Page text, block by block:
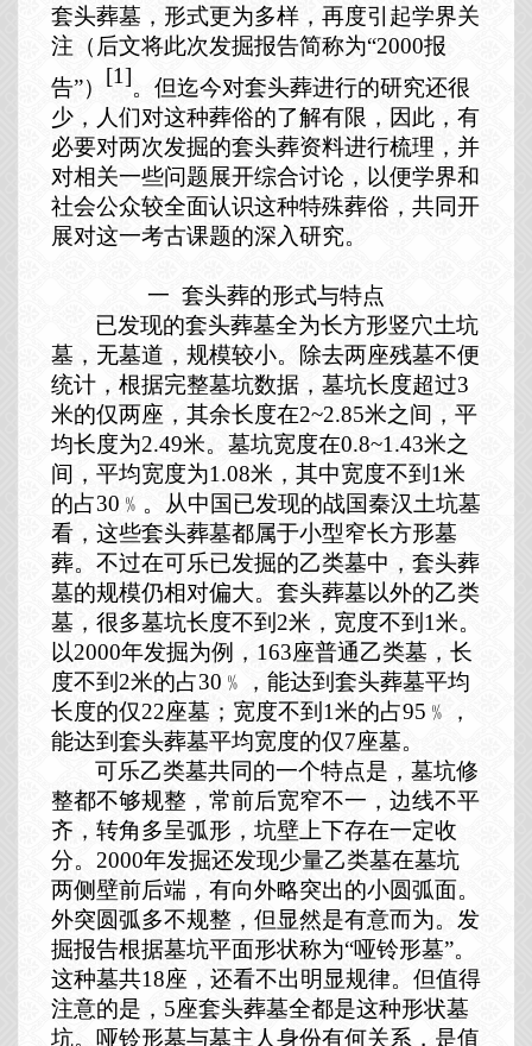
套头葬墓，形式更为多样，再度引起学界关
注（后文将此次发掘报告简称为“2000报
告”） [1]。但迄今对套头葬进行的研究还很
少，人们对这种葬俗的了解有限，因此，有
必要对两次发掘的套头葬资料进行梳理，并
对相关一些问题展开综合讨论，以便学界和
社会公众较全面认识这种特殊葬俗，共同开
展对这一考古课题的深入研究。
一 套头葬的形式与特点
已发现的套头葬墓全为长方形竖穴土坑
墓，无墓道，规模较小。除去两座残墓不便
统计，根据完整墓坑数据，墓坑长度超过3
米的仅两座，其余长度在2~2.85米之间，平
均长度为2.49米。墓坑宽度在0.8~1.43米之
间，平均宽度为1.08米，其中宽度不到 1米
的占30 ﹪。从中国已发现的战国秦汉土坑墓
看，这些套头葬墓都属于小型窄长方形墓
葬。不过在可乐已发掘的乙类墓中，套头葬
墓的规模仍相对偏大。套头葬墓以外的乙类
墓，很多墓坑长度不到 2米，宽度不到 1米。
以2000年发掘为例， 163座普通乙类墓，长
度不到 2米的占30 ﹪，能达到套头葬墓平均
长度的仅22座墓；宽度不到 1米的占95 ﹪，
能达到套头葬墓平均宽度的仅7座墓。
可乐乙类墓共同的一个特点是，墓坑修
整都不够规整，常前后宽窄不一，边线不平
齐，转角多呈弧形，坑壁上下存在一定收
分。 2000年发掘还发现少量乙类墓在墓坑
两侧壁前后端，有向外略突出的小圆弧面。
外突圆弧多不规整，但显然是有意而为。发
掘报告根据墓坑平面形状称为“哑铃形墓”。
这种墓共18座，还看不出明显规律。但值得
注意的是， 5座套头葬墓全都是这种形状墓
坑。哑铃形墓与墓主人身份有何关系，是值